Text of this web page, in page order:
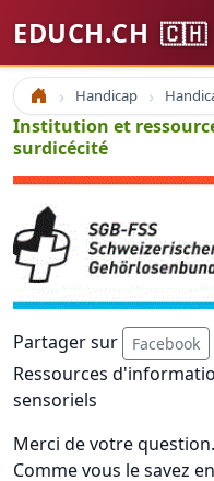
EDUCH.CH 🇨🇭
Accueil Handicap
Institution et
surdicécité
Partager sur Facebook
Ressources
sensoriels
Merci de votre question.
Comme vous le savez